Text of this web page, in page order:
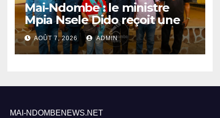
Mai-Ndombe : le ministre
Mpia Nsele Dido reçoit une
mission du PNLP pour
renforcer le suivi de la lutte
contre le paludisme
AOÛT 7, 2026 ADMIN
MAI-NDOMBENEWS.NET